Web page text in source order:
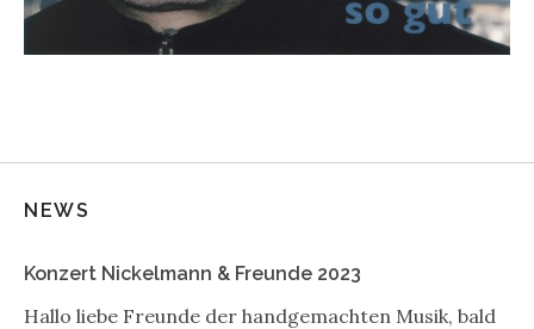
NEWS
Konzert Nickelmann & Freunde 2023
Hallo liebe Freunde der handgemachten Musik, bald